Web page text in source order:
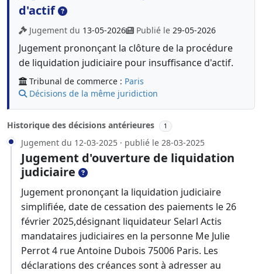
d'actif
Jugement du 13-05-2026 Publié le 29-05-2026
Jugement prononçant la clôture de la procédure
de liquidation judiciaire pour insuffisance d'actif.
Tribunal de commerce : Paris
Décisions de la même juridiction
Historique des décisions antérieures 1
Jugement du 12-03-2025 · publié le 28-03-2025
Jugement d'ouverture de liquidation
judiciaire
Jugement prononçant la liquidation judiciaire
simplifiée, date de cessation des paiements le 26
février 2025,désignant liquidateur Selarl Actis
mandataires judiciaires en la personne Me Julie
Perrot 4 rue Antoine Dubois 75006 Paris. Les
déclarations des créances sont à adresser au